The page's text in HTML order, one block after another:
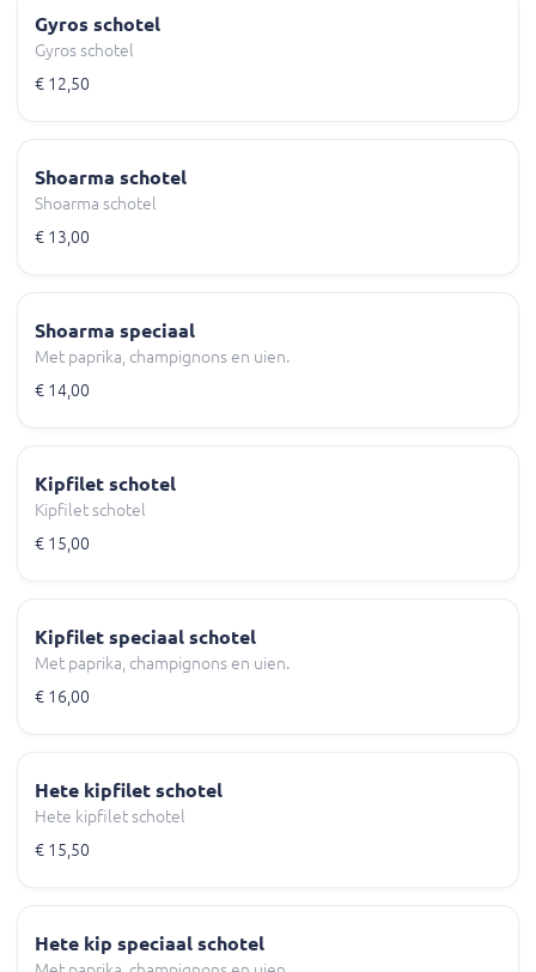
Gyros schotel
Gyros schotel
€ 12,50
Shoarma schotel
Shoarma schotel
€ 13,00
Shoarma speciaal
Met paprika, champignons en uien.
€ 14,00
Kipfilet schotel
Kipfilet schotel
€ 15,00
Kipfilet speciaal schotel
Met paprika, champignons en uien.
€ 16,00
Hete kipfilet schotel
Hete kipfilet schotel
€ 15,50
Hete kip speciaal schotel